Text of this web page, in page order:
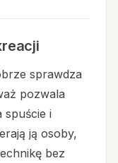
sprawdza
pozwala
spuście i
ją osoby,
bez